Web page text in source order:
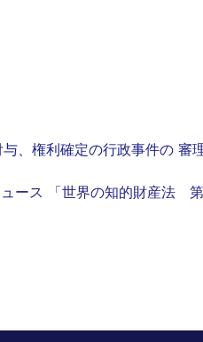
、権利確定の行政事件の 審
ース 「世界の知的財産法